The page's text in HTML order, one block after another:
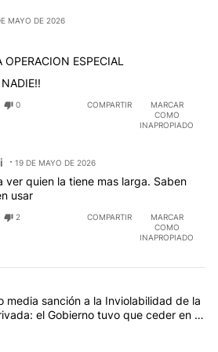
MAYO DE 2026
OPERACION ESPECIAL
0 COMPARTIR
MARCAR
COMO
INAPROPIADO
19 DE MAYO DE 2026
ver quien la tiene mas larga. Saben
usar
2 COMPARTIR
MARCAR
COMO
INAPROPIADO
con más comentarios en los
con el título "El Senado dio media
media sanción a la Inviolabilidad de la
el Gobierno tuvo que ceder en la
del Fuego